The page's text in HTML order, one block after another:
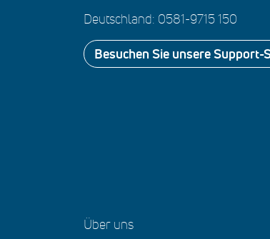
Deutschland: 0581-9715 150
Besuchen Sie unsere Support-
Über uns